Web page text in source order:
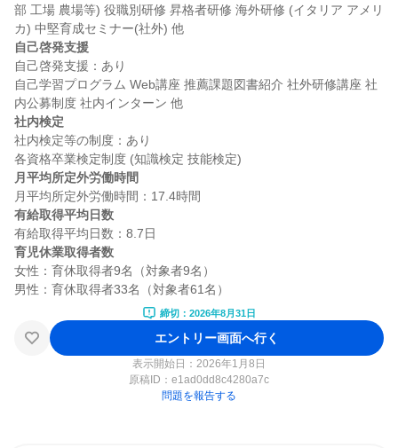
部 工場 農場等) 役職別研修 昇格者研修 海外研修 (イタリア アメリ
自己啓発支援
自己啓発支援：あり
自己学習プログラム Web講座 推薦課題図書紹介 社外研修講座 社
社内検定
社内検定等の制度：あり
月平均所定外労働時間
有給取得平均日数
育児休業取得者数
女性：育休取得者9名（対象者9名）
締切：2026年8月31日
エントリー画面へ行く
表示開始日：2026年1月8日
原稿ID： e1ad0dd8c4280a7c
問題を報告する